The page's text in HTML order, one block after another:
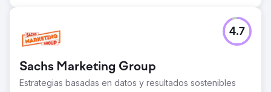
personalizado, lo que permite la utilización eficiente de
recursos y la toma de decisiones estratégicas. -Visibilidad
Ir a la página de la agencia
Sachs Marketing Group
Estrategias basadas en datos y resultados sostenibles
4.7